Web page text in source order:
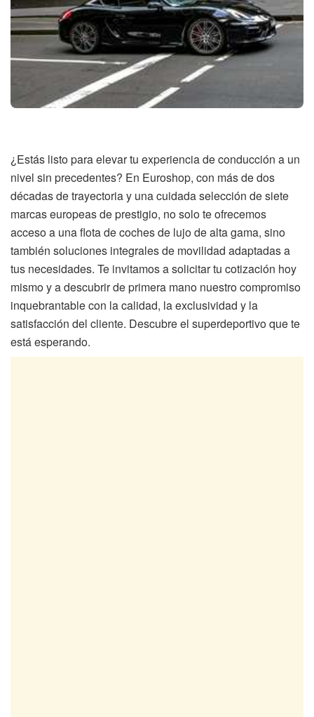
¿Estás listo para elevar tu experiencia de conducción a un
nivel sin precedentes? En Euroshop, con más de dos
décadas de trayectoria y una cuidada selección de siete
marcas europeas de prestigio, no solo te ofrecemos
acceso a una flota de coches de lujo de alta gama, sino
también soluciones integrales de movilidad adaptadas a
tus necesidades. Te invitamos a solicitar tu cotización hoy
mismo y a descubrir de primera mano nuestro compromiso
inquebrantable con la calidad, la exclusividad y la
satisfacción del cliente. Descubre el superdeportivo que te
está esperando.